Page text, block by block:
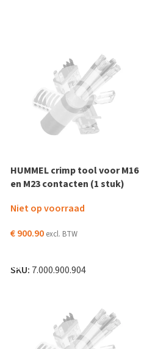
HUMMEL crimp tool voor M16
en M23 contacten (1 stuk)
Niet op voorraad
€900.90 excl. BTW
SKU: 7.000.900.904